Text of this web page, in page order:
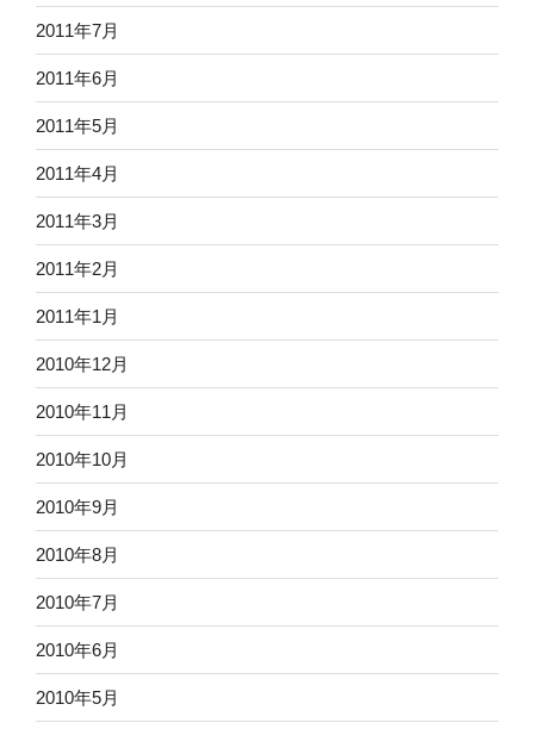
2011年7月
2011年6月
2011年5月
2011年4月
2011年3月
2011年2月
2011年1月
2010年12月
2010年11月
2010年10月
2010年9月
2010年8月
2010年7月
2010年6月
2010年5月